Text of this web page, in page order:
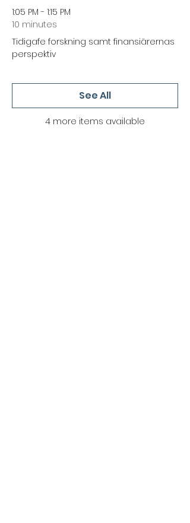
1:05 PM - 1:15 PM
10 minutes
Tidigafe forskning samt finansiärernas
perspektiv
4 more items available
See All